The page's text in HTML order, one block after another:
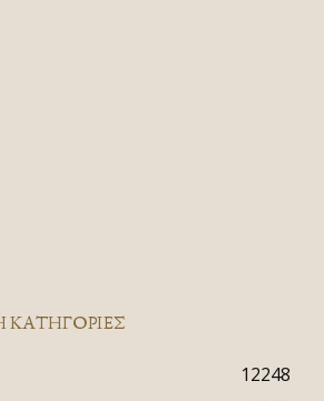
12248